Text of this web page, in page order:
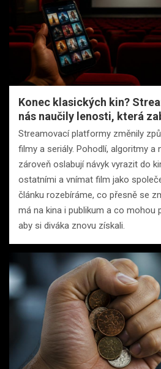
Konec klasických kin?
nás naučily lenosti, která
Streamovací platformy změnily
filmy a seriály. Pohodlí, algoritmy a
zároveň oslabují návyk vyrazit do
ostatními a vnímat film jako
článku rozebíráme, co přesně se
má na kina i publikum a co mohou
aby si diváka znovu získali.